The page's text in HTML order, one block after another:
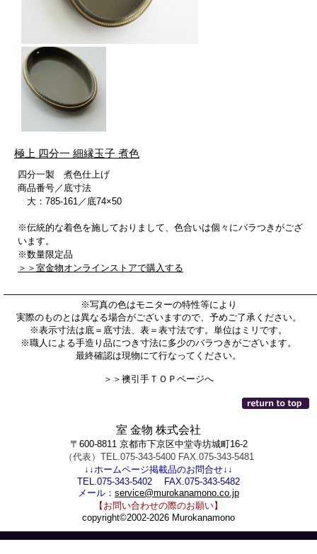
極上 四分一 細縁玉子 煮色
四分一製 煮色仕上げ
商品番号／底寸法
大：785-161／底74×50
※伝統的な着色を施しておりまして、色合いは個々にバラつきがござ
います。
※数量限定品
＞＞室金物オンラインストアで購入する
※写真の色はモニターの特性等により
実際のものとは異なる場合がございますので、予めご了承ください。
※表示寸法は底＝底寸法、表＝表寸法です。単位はミリです。
※職人による手造り品につき寸法に多少のバラつきがございます。
最終確認は現物にて行なってください。
＞＞襖引手ＴＯＰページへ
室 金物 株式会社
〒600-8811 京都市下京区中堂寺坊城町16-2
（代表）TEL.075-343-5400 FAX.075-343-5481
↓↓ホームページ掲載品のお問合せ↓↓
TEL.075-343-5402 FAX.075-343-5482
メール： service@murokanamono.co.jp
【お問い合わせの際のお願い】
copyright©2002-2026 Murokanamono